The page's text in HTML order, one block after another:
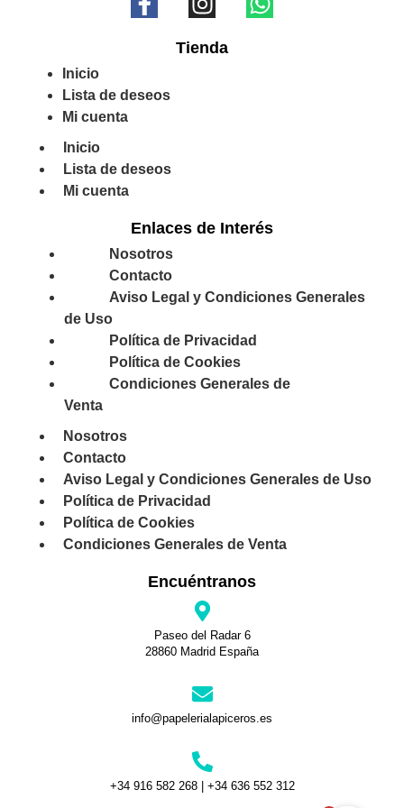
Tienda
Inicio
Lista de deseos
Mi cuenta
Inicio
Lista de deseos
Mi cuenta
Enlaces de Interés
Nosotros
Contacto
Aviso Legal y Condiciones Generales
de Uso
Política de Privacidad
Política de Cookies
Condiciones Generales de
Venta
Nosotros
Contacto
Aviso Legal y Condiciones Generales de Uso
Política de Privacidad
Política de Cookies
Condiciones Generales de Venta
Encuéntranos
Paseo del Radar 6
28860 Madrid España
info@papelerialapiceros.es
+34 916 582 268 | +34 636 552 312